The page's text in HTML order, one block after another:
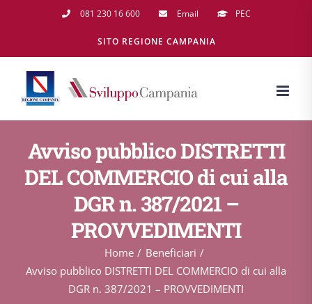
081 230 16 600 Email PEC
SITO REGIONE CAMPANIA
Avviso pubblico DISTRETTI
DEL COMMERCIO di cui alla
DGR n. 387/2021 –
PROVVEDIMENTI
Home
Beneficiari
Avviso pubblico DISTRETTI DEL COMMERCIO di cui alla
DGR n. 387/2021 – PROVVEDIMENTI